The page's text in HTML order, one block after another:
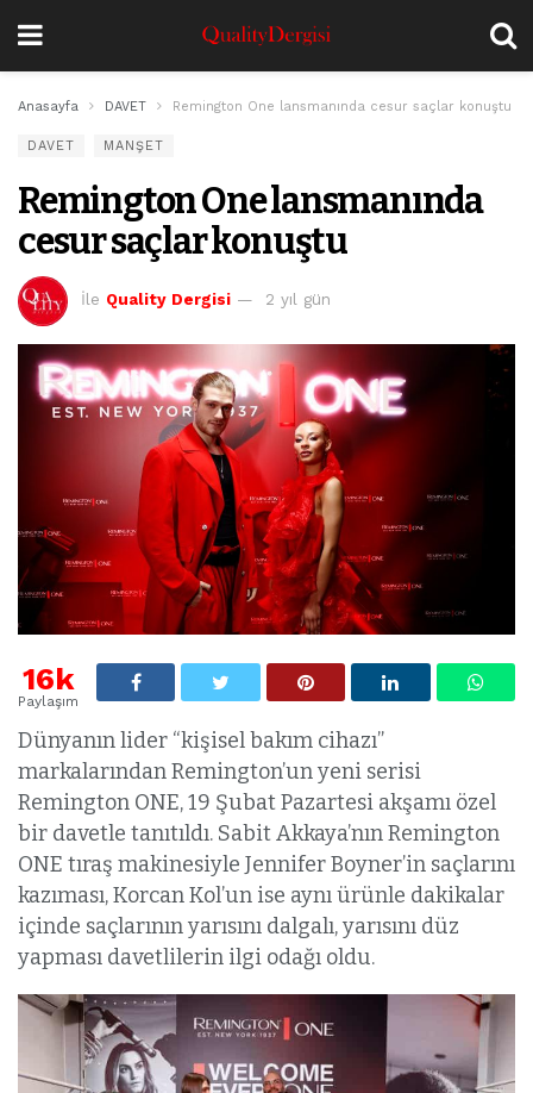
Anasayfa DAVET Remington One lansmanında cesur saçlar konuştu
DAVET MANŞET
Remington One lansmanında
cesur saçlar konuştu
İle Quality Dergisi 2 yıl gün
16k
Paylaşım
Dünyanın lider “kişisel bakım cihazı”
markalarından Remington’un yeni serisi
Remington ONE, 19 Şubat Pazartesi akşamı özel
bir davetle tanıtıldı. Sabit Akkaya’nın Remington
ONE tıraş makinesiyle Jennifer Boyner’in saçlarını
kazıması, Korcan Kol’un ise aynı ürünle dakikalar
içinde saçlarının yarısını dalgalı, yarısını düz
yapması davetlilerin ilgi odağı oldu.